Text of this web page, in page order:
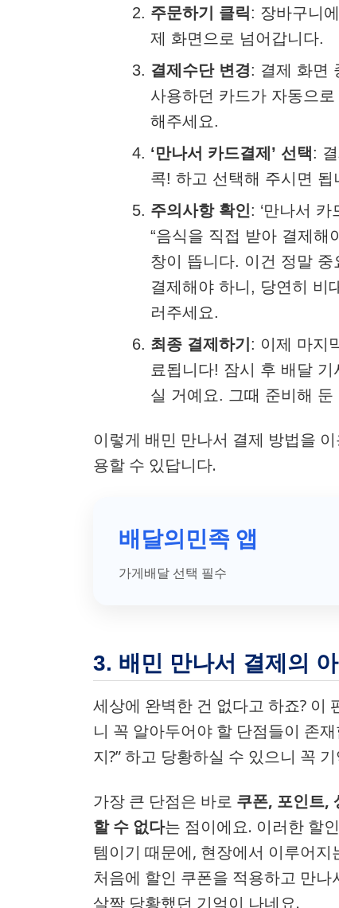
주문하기 클릭: 장바구니
제 화면으로 넘어갑니다.
결제수단 변경: 결제 화면
사용하던 카드가 자동으로
해주세요.
‘만나서 카드결제’ 선택:
콕! 하고 선택해 주시면 됩
주의사항 확인: ‘만나서
“음식을 직접 받아 결제해
창이 뜹니다. 이건 정말
결제해야 하니, 당연히 비
러주세요.
최종 결제하기: 이제 마지
료됩니다! 잠시 후 배달
실 거예요. 그때 준비해
이렇게 배민 만나서 결제 방법을
용할 수 있답니다.
배달의민족 앱
가게배달 선택 필수
3. 배민 만나서 결제의
세상에 완벽한 건 없다고 하죠? 이
니 꼭 알아두어야 할 단점들이 존
지?” 하고 당황하실 수 있으니 꼭
가장 큰 단점은 바로 쿠폰, 포인트,
할 수 없다는 점이에요. 이러한 할
템이기 때문에, 현장에서 이루어
처음에 할인 쿠폰을 적용하고 만
살짝 당황했던 기억이 나네요.